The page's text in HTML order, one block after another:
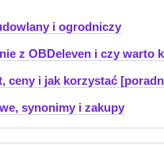
i ogrodniczy
z OBDeleven i czy warto
ceny i jak korzystać
synonimy i zakupy